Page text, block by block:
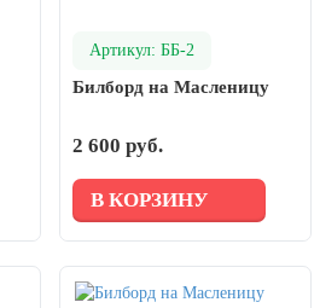
Артикул: ББ-2
Билборд на Масленицу
2 600 руб.
В КОРЗИНУ